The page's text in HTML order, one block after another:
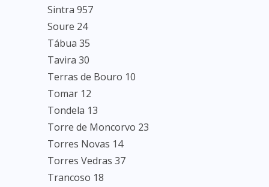
Sintra 957
Soure 24
Tábua 35
Tavira 30
Terras de Bouro 10
Tomar 12
Tondela 13
Torre de Moncorvo 23
Torres Novas 14
Torres Vedras 37
Trancoso 18